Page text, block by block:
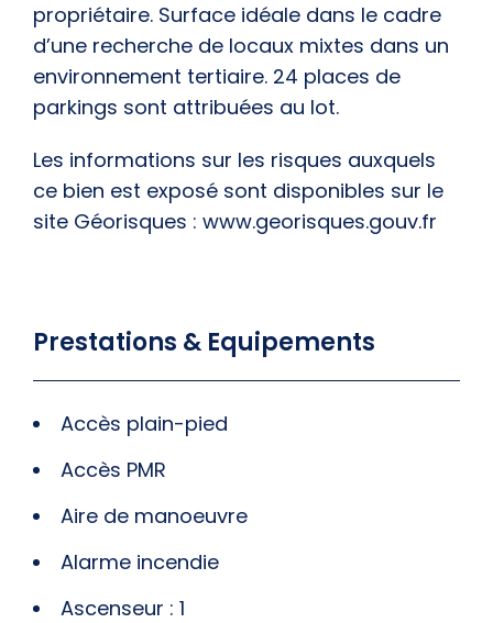
propriétaire. Surface idéale dans le cadre
d’une recherche de locaux mixtes dans un
environnement tertiaire. 24 places de
parkings sont attribuées au lot.
Les informations sur les risques auxquels
ce bien est exposé sont disponibles sur le
site Géorisques : www.georisques.gouv.fr
Prestations & Equipements
Accès plain-pied
Accès PMR
Aire de manoeuvre
Alarme incendie
Ascenseur : 1